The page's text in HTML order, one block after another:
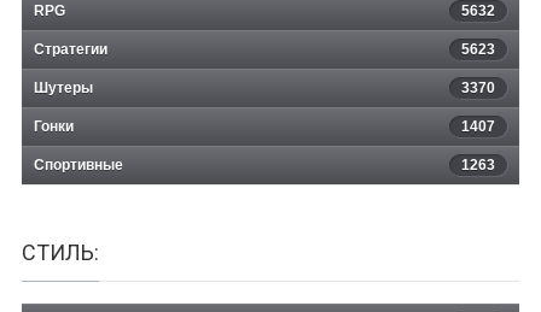
RPG 5632
Стратегии 5623
Шутеры 3370
Гонки 1407
Спортивные 1263
СТИЛЬ: